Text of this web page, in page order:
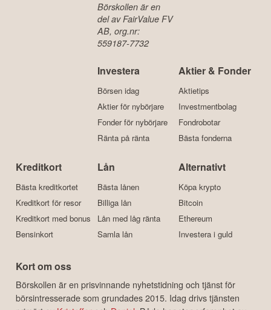
Börskollen är en
del av FairValue FV
AB, org.nr:
559187-7732
Investera
Börsen idag
Aktier för nybörjare
Fonder för nybörjare
Ränta på ränta
Aktier & Fonder
Aktietips
Investmentbolag
Fondrobotar
Bästa fonderna
Kreditkort
Bästa kreditkortet
Kreditkort för resor
Kreditkort med bonus
Bensinkort
Lån
Bästa lånen
Billiga lån
Lån med låg ränta
Samla lån
Alternativt
Köpa krypto
Bitcoin
Ethereum
Investera i guld
Kort om oss
Börskollen är en prisvinnande nyhetstidning och tjänst för
börsintresserade som grundades 2015. Idag drivs tjänsten